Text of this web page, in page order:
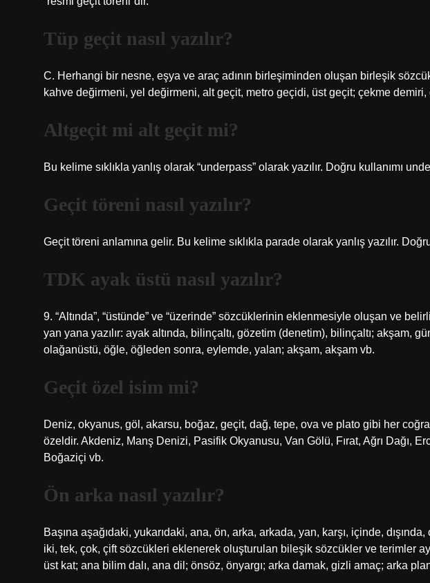
Tüp geçit nasıl yazılır?
C. Herhangi bir nesne, eşya ve araç adının birleşiminden oluşan birleşik
kahve değirmeni, yel değirmeni, alt geçit, metro geçidi, üst geçit; çekme
Altgeçit mi alt geçit mi?
Bu kelime sıklıkla yanlış olarak “underpass” olarak yazılır. Doğru kullanımı
Geçit töreni nasıl yazılır?
Geçit töreni anlamına gelir. Bu kelime sıklıkla parade olarak yanlış yazılır.
TDK ayak üstü nasıl yazılır?
9. “Altında”, “üstünde” ve “üzerinde” sözcüklerinin eklenmesiyle oluşan ve
yan yana yazılır: ayak altında, bilinçaltı, gözetim (denetim), bilinçaltı; akşam,
olağanüstü, öğle, öğleden sonra, eylemde, yalan; akşam, akşam vb.
Geçit özel isim mi?
Deniz, okyanus, göl, akarsu, boğaz, geçit, dağ, tepe, ova ve plato gibi her
özeldir. Akdeniz, Manş Denizi, Pasifik Okyanusu, Van Gölü, Fırat, Ağrı Dağı,
Boğaziçi vb.
Ön arka nasıl yazılır?
Başına aşağıdaki, yukarıdaki, ana, ön, arka, arkada, yan, karşı, içinde,
iki, tek, çok, çift sözcükleri eklenerek oluşturulan bileşik sözcükler ve terimler
üst kat; ana bilim dalı, ana dil; önsöz, önyargı; arka damak, gizli amaç; arka